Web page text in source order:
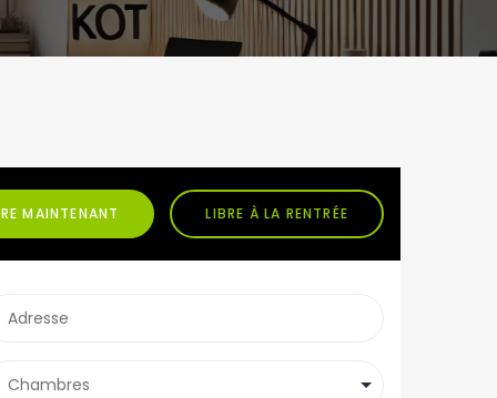
MAINTENANT LIBRE À LA RENTRÉE